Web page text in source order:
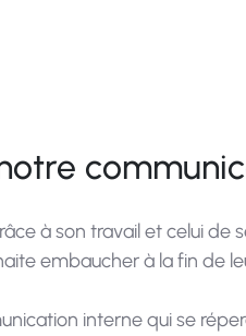
à son travail et celui de
embaucher à la fin
interne qui se